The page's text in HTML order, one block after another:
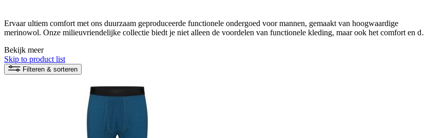
Ervaar ultiem comfort met ons duurzaam geproduceerde functionele ondergoed voor mannen, gemaakt van hoogwaardige
merinowol. Onze milieuvriendelijke collectie biedt je niet alleen de voordelen van functionele kleding, maar ook het comfort en de
Bekijk meer
Skip to product list
Filteren & sorteren